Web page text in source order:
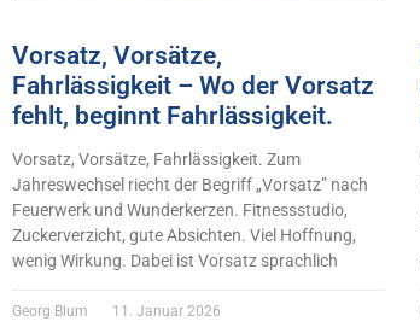
Vorsatz, Vorsätze,
Fahrlässigkeit – Wo der Vorsatz
fehlt, beginnt Fahrlässigkeit.
Vorsatz, Vorsätze, Fahrlässigkeit. Zum
Jahreswechsel riecht der Begriff „Vorsatz” nach
Feuerwerk und Wunderkerzen. Fitnessstudio,
Zuckerverzicht, gute Absichten. Viel Hoffnung,
wenig Wirkung. Dabei ist Vorsatz sprachlich
Georg Blum 11. Januar 2026